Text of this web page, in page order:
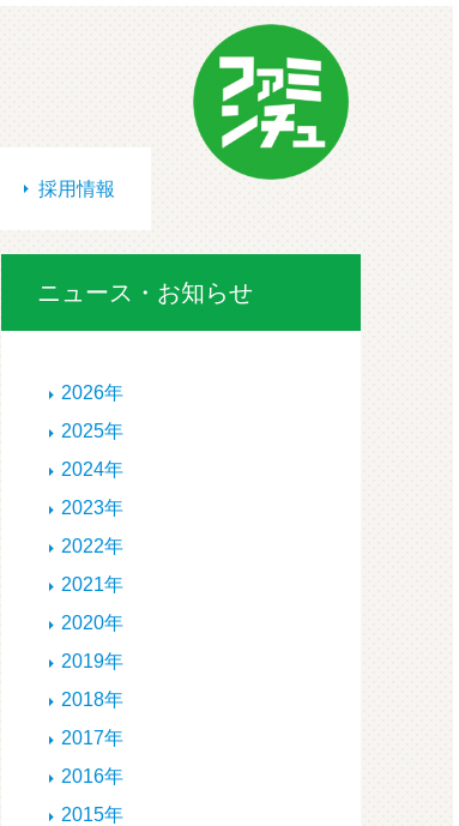
採用情報
ニュース・お知らせ
2026年
2025年
2024年
2023年
2022年
2021年
2020年
2019年
2018年
2017年
2016年
2015年